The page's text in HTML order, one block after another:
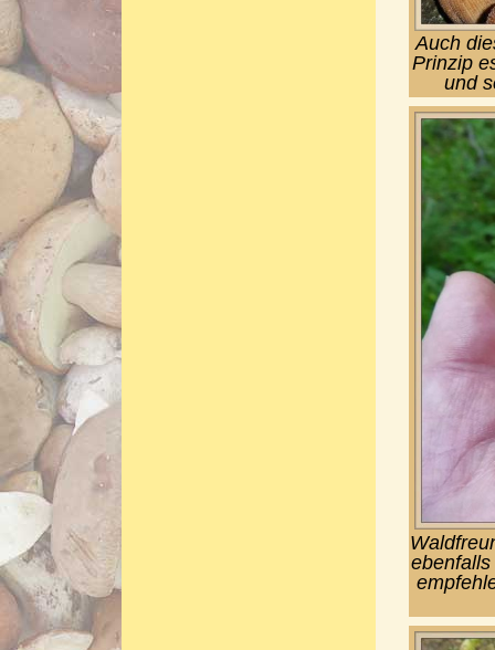
Auch
Prinzip
und